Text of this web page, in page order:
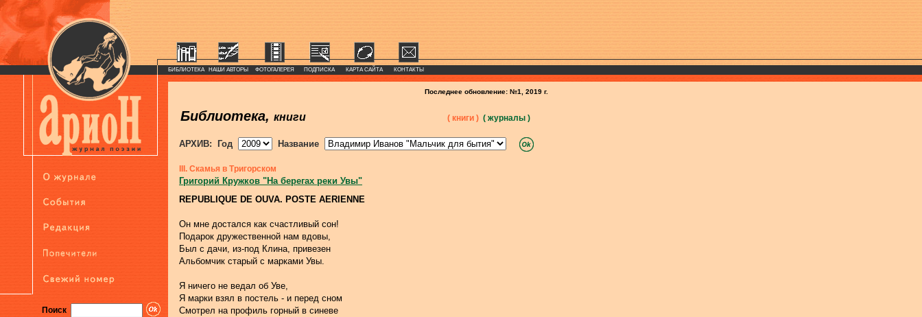
Поиск
БИБЛИОТЕКА НАШИ АВТОРЫ ФОТОГАЛЕРЕЯ ПОДПИСКА КАРТА САЙТА КОНТАКТЫ
Последнее обновление: №1, 2019 г.
Библиотека, книги ( книги ) ( журналы )
АРХИВ: Год Название
III. Скамья в Тригорском
Григорий Кружков "На берегах реки Увы"
REPUBLIQUE DE OUVA. POSTE AERIENNE
Он мне достался как счастливый сон!
Подарок дружественной нам вдовы,
Был с дачи, из-под Клина, привезен
Альбомчик старый с марками Увы.
Я ничего не ведал об Уве,
Я марки взял в постель - и перед сном
Смотрел на профиль горный в синеве